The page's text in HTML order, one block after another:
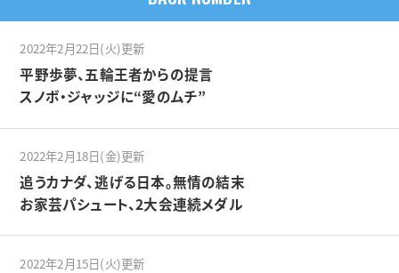
2022年2月22日(火)更新
平野歩夢、五輪王者からの提言
スノボ・ジャッジに“愛のムチ”
2022年2月18日(金)更新
追うカナダ、逃げる日本。無情の結末
お家芸パシュート、2大会連続メダル
2022年2月15日(火)更新